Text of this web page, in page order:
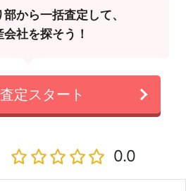
から一括査定して、
社を探そう！
定スタート
0.0